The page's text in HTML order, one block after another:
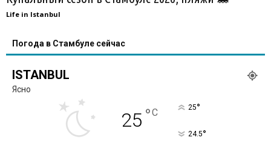
Life in Istanbul
Погода в Стамбуле сейчас
ISTANBUL
Ясно
25 °C 25°
24.5°